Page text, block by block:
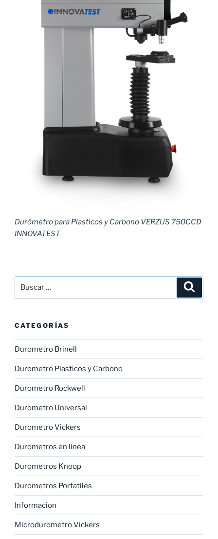
Durómetro para Plasticos y Carbono VERZUS 750CCD
INNOVATEST
por:
CATEGORÍAS
Durometro Brinell
Durometro Plasticos y Carbono
Durometro Rockwell
Durometro Universal
Durometro Vickers
Durometros en linea
Durometros Knoop
Durometros Portatiles
Informacion
Microdurometro Vickers